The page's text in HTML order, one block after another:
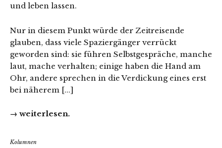
und leben lassen.
Nur in diesem Punkt würde der Zeitreisende
glauben, dass viele Spaziergänger verrückt
geworden sind: sie führen Selbstgespräche, manche
laut, mache verhalten; einige haben die Hand am
Ohr, andere sprechen in die Verdickung eines erst
bei näherem [...]
→ weiterlesen.
Kolumnen